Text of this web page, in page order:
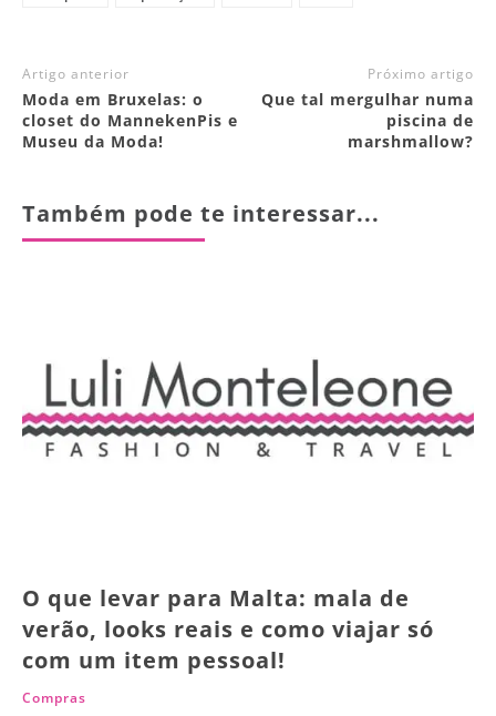
Artigo anterior
Moda em Bruxelas: o
closet do MannekenPis e
Museu da Moda!
Próximo artigo
Que tal mergulhar numa
piscina de
marshmallow?
Também pode te interessar...
O que levar para Malta: mala de
verão, looks reais e como viajar só
com um item pessoal!
Compras